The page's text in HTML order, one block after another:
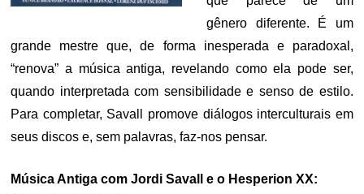
gênero diferente. É um
grande mestre que, de forma inesperada e paradoxal,
“renova” a música antiga, revelando como ela pode ser,
quando interpretada com sensibilidade e senso de estilo.
Para completar, Savall promove diálogos interculturais em
seus discos e, sem palavras, faz-nos pensar.
Música Antiga com Jordi Savall e o Hesperion XX: